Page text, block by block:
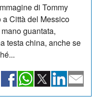
di Tommy
Città del Messico
guantata,
testa china, anche se